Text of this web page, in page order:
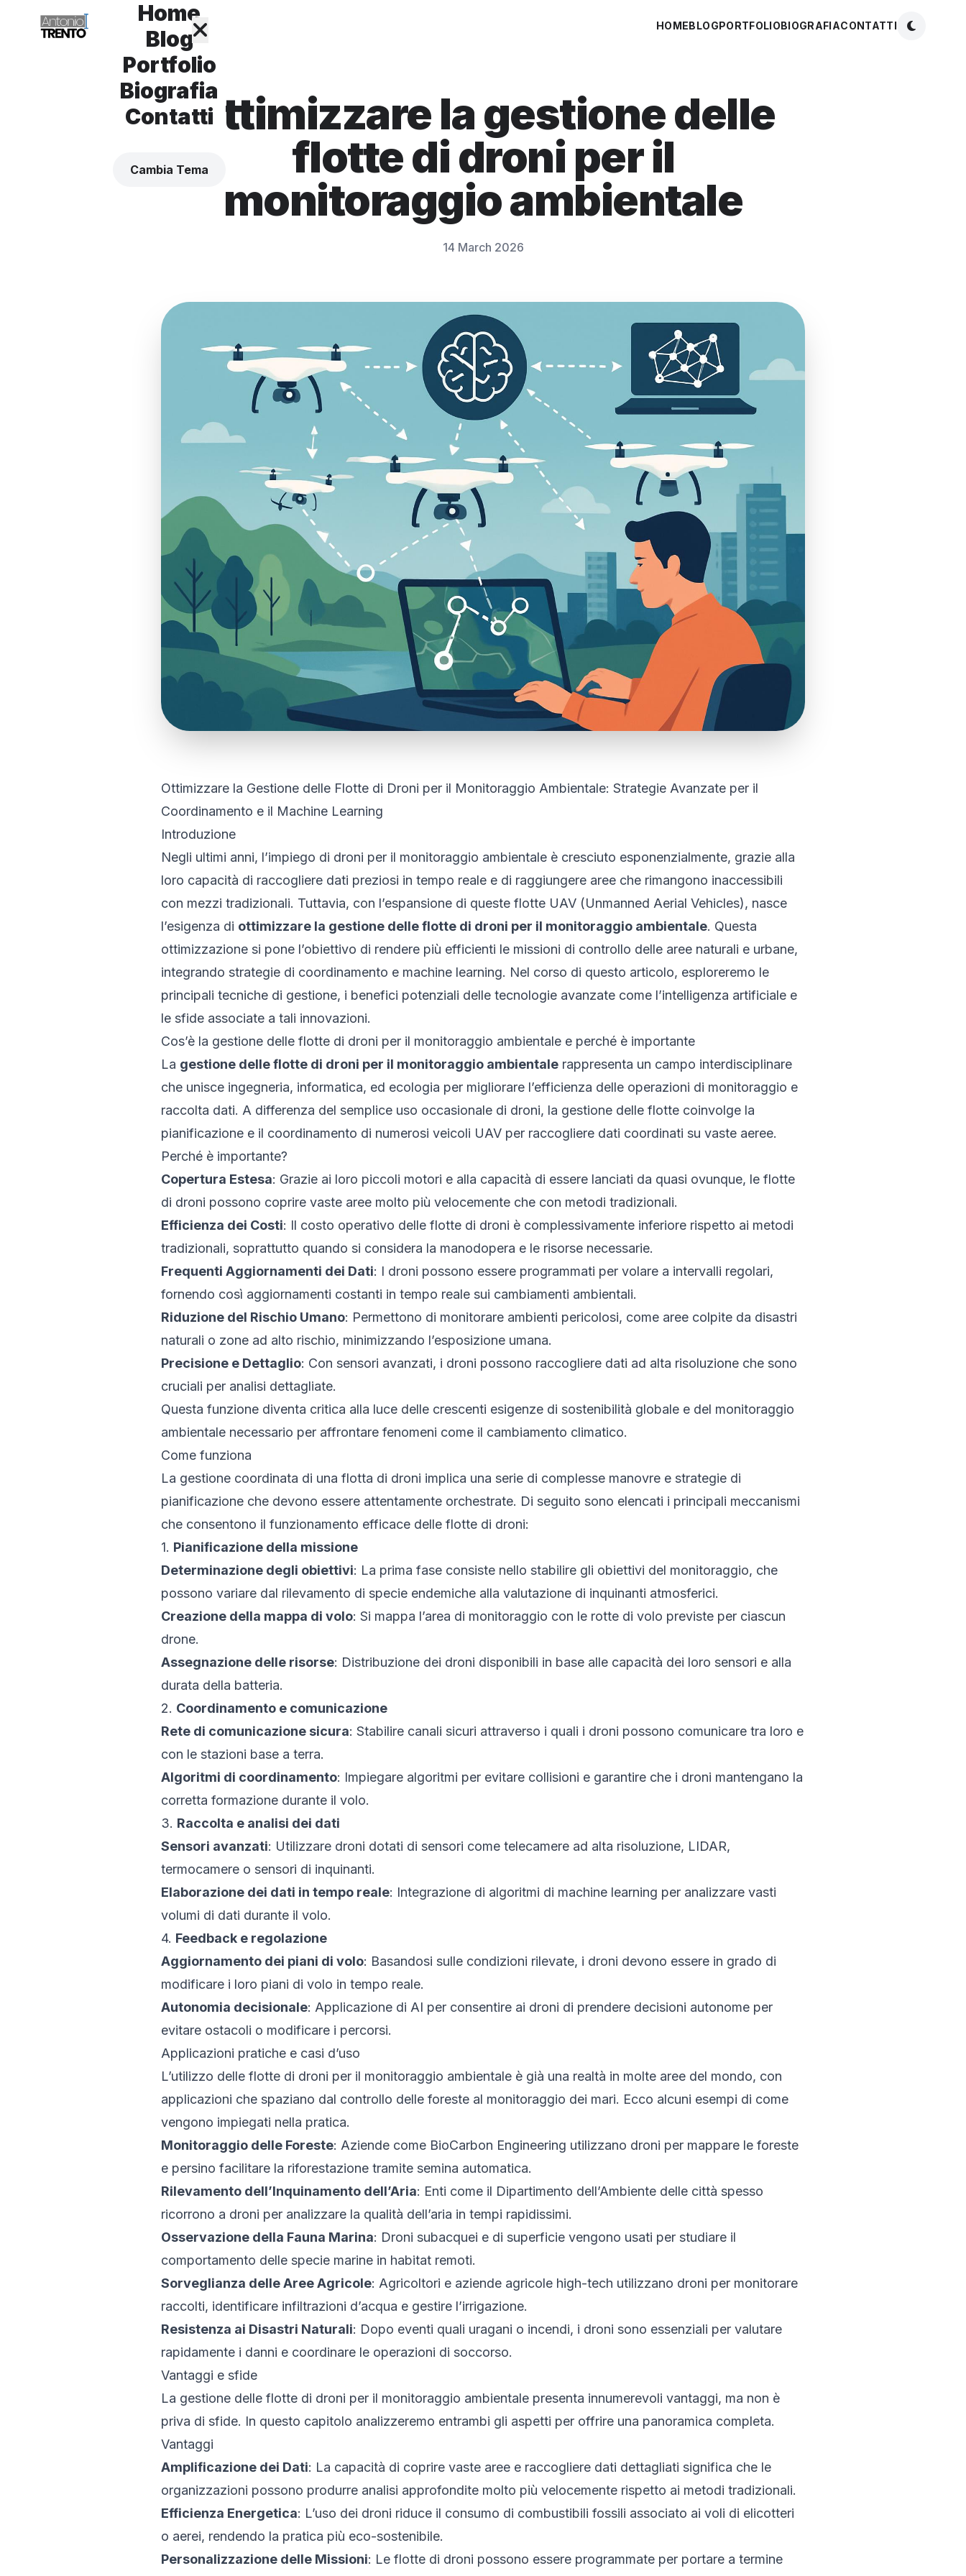
HOMEBLOGPORTFOLIOBIOGRAFIACONTATTI
Home
Blog
Portfolio
Biografia
Contatti
Cambia Tema
Ottimizzare la gestione delle
flotte di droni per il
monitoraggio ambientale
14 March 2026
Ottimizzare la Gestione delle Flotte di Droni per il Monitoraggio Ambientale: Strategie Avanzate per il
Coordinamento e il Machine Learning
Introduzione
Negli ultimi anni, l’impiego di droni per il monitoraggio ambientale è cresciuto esponenzialmente, grazie alla
loro capacità di raccogliere dati preziosi in tempo reale e di raggiungere aree che rimangono inaccessibili
con mezzi tradizionali. Tuttavia, con l’espansione di queste flotte UAV (Unmanned Aerial Vehicles), nasce
l’esigenza di ottimizzare la gestione delle flotte di droni per il monitoraggio ambientale. Questa
ottimizzazione si pone l’obiettivo di rendere più efficienti le missioni di controllo delle aree naturali e urbane,
integrando strategie di coordinamento e machine learning. Nel corso di questo articolo, esploreremo le
principali tecniche di gestione, i benefici potenziali delle tecnologie avanzate come l’intelligenza artificiale e
le sfide associate a tali innovazioni.
Cos’è la gestione delle flotte di droni per il monitoraggio ambientale e perché è importante
La gestione delle flotte di droni per il monitoraggio ambientale rappresenta un campo interdisciplinare
che unisce ingegneria, informatica, ed ecologia per migliorare l’efficienza delle operazioni di monitoraggio e
raccolta dati. A differenza del semplice uso occasionale di droni, la gestione delle flotte coinvolge la
pianificazione e il coordinamento di numerosi veicoli UAV per raccogliere dati coordinati su vaste aeree.
Perché è importante?
Copertura Estesa: Grazie ai loro piccoli motori e alla capacità di essere lanciati da quasi ovunque, le flotte
di droni possono coprire vaste aree molto più velocemente che con metodi tradizionali.
Efficienza dei Costi: Il costo operativo delle flotte di droni è complessivamente inferiore rispetto ai metodi
tradizionali, soprattutto quando si considera la manodopera e le risorse necessarie.
Frequenti Aggiornamenti dei Dati: I droni possono essere programmati per volare a intervalli regolari,
fornendo così aggiornamenti costanti in tempo reale sui cambiamenti ambientali.
Riduzione del Rischio Umano: Permettono di monitorare ambienti pericolosi, come aree colpite da disastri
naturali o zone ad alto rischio, minimizzando l’esposizione umana.
Precisione e Dettaglio: Con sensori avanzati, i droni possono raccogliere dati ad alta risoluzione che sono
cruciali per analisi dettagliate.
Questa funzione diventa critica alla luce delle crescenti esigenze di sostenibilità globale e del monitoraggio
ambientale necessario per affrontare fenomeni come il cambiamento climatico.
Come funziona
La gestione coordinata di una flotta di droni implica una serie di complesse manovre e strategie di
pianificazione che devono essere attentamente orchestrate. Di seguito sono elencati i principali meccanismi
che consentono il funzionamento efficace delle flotte di droni:
1. Pianificazione della missione
Determinazione degli obiettivi: La prima fase consiste nello stabilire gli obiettivi del monitoraggio, che
possono variare dal rilevamento di specie endemiche alla valutazione di inquinanti atmosferici.
Creazione della mappa di volo: Si mappa l’area di monitoraggio con le rotte di volo previste per ciascun
drone.
Assegnazione delle risorse: Distribuzione dei droni disponibili in base alle capacità dei loro sensori e alla
durata della batteria.
2. Coordinamento e comunicazione
Rete di comunicazione sicura: Stabilire canali sicuri attraverso i quali i droni possono comunicare tra loro e
con le stazioni base a terra.
Algoritmi di coordinamento: Impiegare algoritmi per evitare collisioni e garantire che i droni mantengano la
corretta formazione durante il volo.
3. Raccolta e analisi dei dati
Sensori avanzati: Utilizzare droni dotati di sensori come telecamere ad alta risoluzione, LIDAR,
termocamere o sensori di inquinanti.
Elaborazione dei dati in tempo reale: Integrazione di algoritmi di machine learning per analizzare vasti
volumi di dati durante il volo.
4. Feedback e regolazione
Aggiornamento dei piani di volo: Basandosi sulle condizioni rilevate, i droni devono essere in grado di
modificare i loro piani di volo in tempo reale.
Autonomia decisionale: Applicazione di AI per consentire ai droni di prendere decisioni autonome per
evitare ostacoli o modificare i percorsi.
Applicazioni pratiche e casi d’uso
L’utilizzo delle flotte di droni per il monitoraggio ambientale è già una realtà in molte aree del mondo, con
applicazioni che spaziano dal controllo delle foreste al monitoraggio dei mari. Ecco alcuni esempi di come
vengono impiegati nella pratica.
Monitoraggio delle Foreste: Aziende come BioCarbon Engineering utilizzano droni per mappare le foreste
e persino facilitare la riforestazione tramite semina automatica.
Rilevamento dell’Inquinamento dell’Aria: Enti come il Dipartimento dell’Ambiente delle città spesso
ricorrono a droni per analizzare la qualità dell’aria in tempi rapidissimi.
Osservazione della Fauna Marina: Droni subacquei e di superficie vengono usati per studiare il
comportamento delle specie marine in habitat remoti.
Sorveglianza delle Aree Agricole: Agricoltori e aziende agricole high-tech utilizzano droni per monitorare
raccolti, identificare infiltrazioni d’acqua e gestire l’irrigazione.
Resistenza ai Disastri Naturali: Dopo eventi quali uragani o incendi, i droni sono essenziali per valutare
rapidamente i danni e coordinare le operazioni di soccorso.
Vantaggi e sfide
La gestione delle flotte di droni per il monitoraggio ambientale presenta innumerevoli vantaggi, ma non è
priva di sfide. In questo capitolo analizzeremo entrambi gli aspetti per offrire una panoramica completa.
Vantaggi
Amplificazione dei Dati: La capacità di coprire vaste aree e raccogliere dati dettagliati significa che le
organizzazioni possono produrre analisi approfondite molto più velocemente rispetto ai metodi tradizionali.
Efficienza Energetica: L’uso dei droni riduce il consumo di combustibili fossili associato ai voli di elicotteri
o aerei, rendendo la pratica più eco-sostenibile.
Personalizzazione delle Missioni: Le flotte di droni possono essere programmate per portare a termine